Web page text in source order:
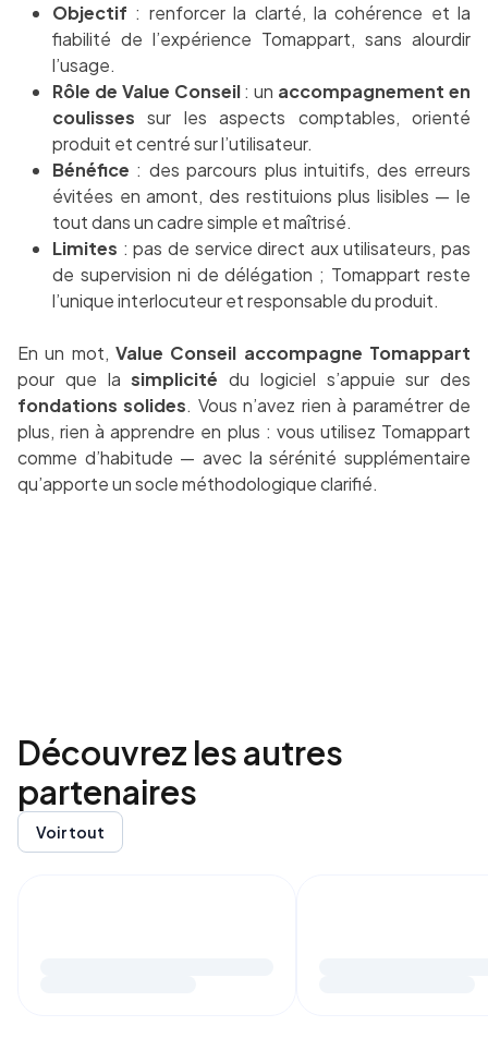
Objectif : renforcer la clarté, la cohérence et la
fiabilité de l’expérience Tomappart, sans alourdir
l’usage.
Rôle de Value Conseil: un accompagnement en
coulisses sur les aspects comptables, orienté
produit et centré sur l’utilisateur.
Bénéfice : des parcours plus intuitifs, des erreurs
évitées en amont, des restituions plus lisibles — le
tout dans un cadre simple et maîtrisé.
Limites : pas de service direct aux utilisateurs, pas
de supervision ni de délégation ; Tomappart reste
l’unique interlocuteur et responsable du produit.
En un mot, Value Conseil accompagne Tomappart
pour que lasimplicité du logiciel s’appuie sur des
fondations solides. Vous n’avez rien à paramétrer de
plus, rien à apprendre en plus : vous utilisez Tomappart
comme d’habitude — avec la sérénité supplémentaire
qu’apporte un socle méthodologique clarifié.
Découvrez les autres
partenaires
Voir tout